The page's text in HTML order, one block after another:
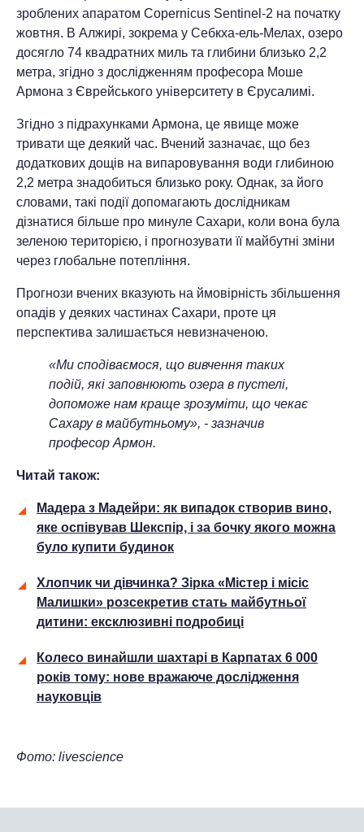
зроблених апаратом Copernicus Sentinel-2 на початку
жовтня. В Алжирі, зокрема у Себкха-ель-Мелах, озеро
досягло 74 квадратних миль та глибини близько 2,2
метра, згідно з дослідженням професора Моше
Армона з Єврейського університету в Єрусалимі.
Згідно з підрахунками Армона, це явище може
тривати ще деякий час. Вчений зазначає, що без
додаткових дощів на випаровування води глибиною
2,2 метра знадобиться близько року. Однак, за його
словами, такі події допомагають дослідникам
дізнатися більше про минуле Сахари, коли вона була
зеленою територією, і прогнозувати її майбутні зміни
через глобальне потепління.
Прогнози вчених вказують на ймовірність збільшення
опадів у деяких частинах Сахари, проте ця
перспектива залишається невизначеною.
«Ми сподіваємося, що вивчення таких
подій, які заповнюють озера в пустелі,
допоможе нам краще зрозуміти, що чекає
Сахару в майбутньому», - зазначив
професор Армон.
Читай також:
Мадера з Мадейри: як випадок створив вино,
яке оспівував Шекспір, і за бочку якого можна
було купити будинок
Хлопчик чи дівчинка? Зірка «Містер і місіс
Малишки» розсекретив стать майбутньої
дитини: ексклюзивні подробиці
Колесо винайшли шахтарі в Карпатах 6 000
років тому: нове вражаюче дослідження
науковців
Фото: livescience